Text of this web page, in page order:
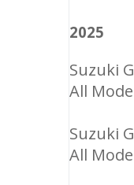
2025
Suzuki
All
Suzuki
All